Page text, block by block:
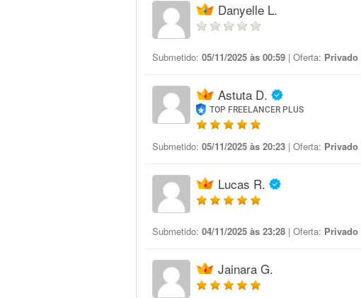
Danyelle L.
Submetido: 05/11/2025 às 00:59 | Oferta: Privado
Astuta D.
TOP FREELANCER PLUS
Submetido: 05/11/2025 às 20:23 | Oferta: Privado
Lucas R.
Submetido: 04/11/2025 às 23:28 | Oferta: Privado
Jainara G.